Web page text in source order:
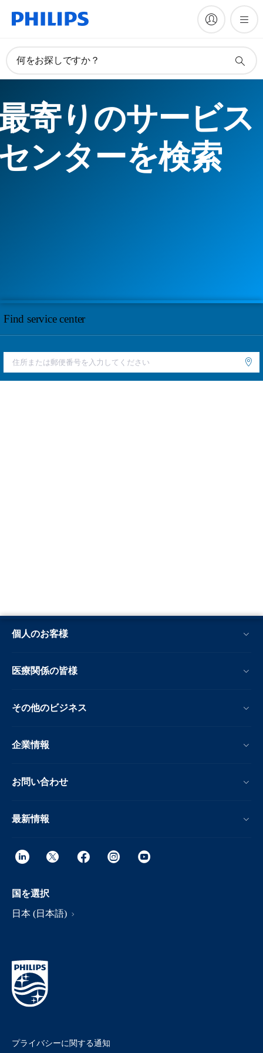
何をお探しですか？
寄りのサービス
ンターを検索
Find service center
個人のお客様
医療関係の皆様
その他のビジネス
企業情報
お問い合わせ
最新情報
国を選択
日本 (日本語)
プライバシーに関する通知